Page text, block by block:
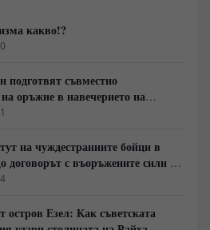
какво!?
съвместно
оръжие в навечерието на
АТИС
на чуждестранните бойци в
договорът с въоръжените сили не
остров Езел: Как съветската